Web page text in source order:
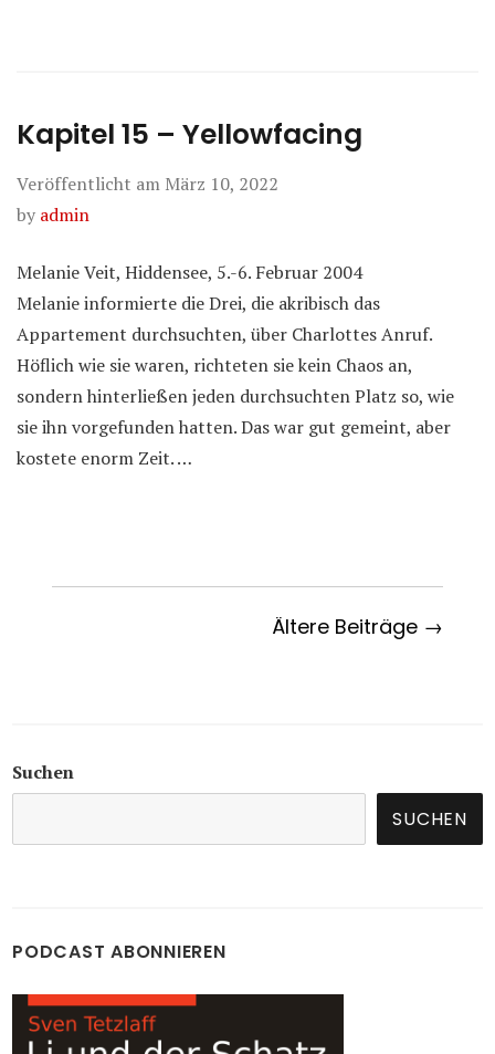
Kapitel 15 – Yellowfacing
Veröffentlicht am März 10, 2022
by admin
Melanie Veit, Hiddensee, 5.-6. Februar 2004
Melanie informierte die Drei, die akribisch das
Appartement durchsuchten, über Charlottes Anruf.
Höflich wie sie waren, richteten sie kein Chaos an,
sondern hinterließen jeden durchsuchten Platz so, wie
sie ihn vorgefunden hatten. Das war gut gemeint, aber
kostete enorm Zeit. …
Ältere Beiträge →
Suchen
SUCHEN
PODCAST ABONNIEREN